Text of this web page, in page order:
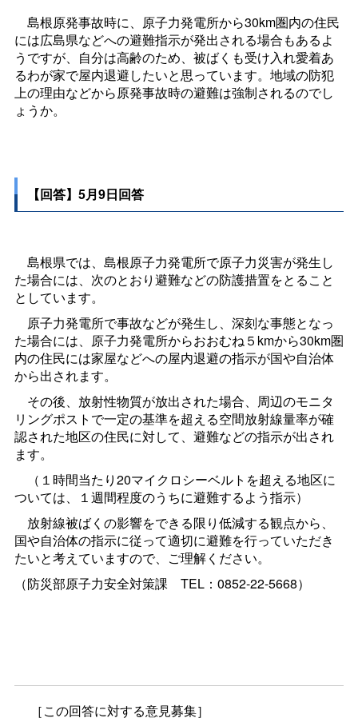
島根原発事故時に、原子力発電所から30km圏内の住民
には広島県などへの避難指示が発出される場合もあるよ
うですが、自分は高齢のため、被ばくも受け入れ愛着あ
るわが家で屋内退避したいと思っています。地域の防犯
上の理由などから原発事故時の避難は強制されるのでし
ょうか。
【回答】5月9日回答
島根県では、島根原子力発電所で原子力災害が発生し
た場合には、次のとおり避難などの防護措置をとること
としています。
原子力発電所で事故などが発生し、深刻な事態となっ
た場合には、原子力発電所からおおむね５kmから30km圏
内の住民には家屋などへの屋内退避の指示が国や自治体
から出されます。
その後、放射性物質が放出された場合、周辺のモニタ
リングポストで一定の基準を超える空間放射線量率が確
認された地区の住民に対して、避難などの指示が出され
ます。
（１時間当たり20マイクロシーベルトを超える地区に
ついては、１週間程度のうちに避難するよう指示）
放射線被ばくの影響をできる限り低減する観点から、
国や自治体の指示に従って適切に避難を行っていただき
たいと考えていますので、ご理解ください。
（防災部原子力安全対策課 TEL：0852-22-5668）
［この回答に対する意見募集］